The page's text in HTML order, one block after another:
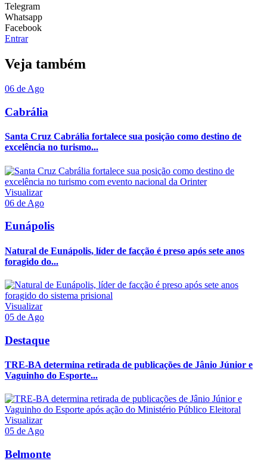
Telegram
Whatsapp
Facebook
Entrar
Veja também
06 de Ago
Cabrália
Santa Cruz Cabrália fortalece sua posição como destino de
excelência no turismo...
Visualizar
06 de Ago
Eunápolis
Natural de Eunápolis, líder de facção é preso após sete anos
foragido do...
Visualizar
05 de Ago
Destaque
TRE-BA determina retirada de publicações de Jânio Júnior e
Vaguinho do Esporte...
Visualizar
05 de Ago
Belmonte